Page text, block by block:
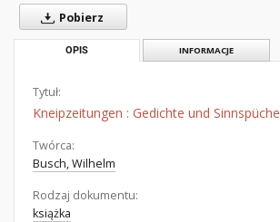
Pobierz
OPIS INFORMACJE
Tytuł:
Kneipzeitungen : Gedichte und Sinnspüche
Twórca:
Busch, Wilhelm
Rodzaj dokumentu:
książka